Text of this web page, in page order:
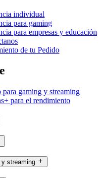
individual
para gaming
para empresas y educación
de tu Pedido
gaming y streaming
para el rendimiento
y streaming